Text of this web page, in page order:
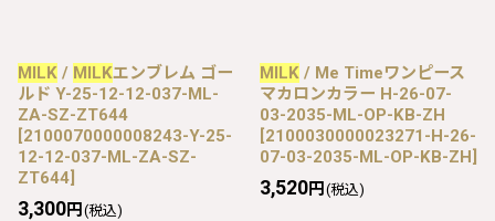
MILK / MILKエンブレム ゴー
ルド Y-25-12-12-037-ML-
ZA-SZ-ZT644
[2100070000008243-Y-25-
12-12-037-ML-ZA-SZ-
ZT644]
3,300円 (税込)
MILK / Me Timeワンピース
マカロンカラー H-26-07-
03-2035-ML-OP-KB-ZH
[2100030000023271-H-26-
07-03-2035-ML-OP-KB-ZH]
3,520円 (税込)